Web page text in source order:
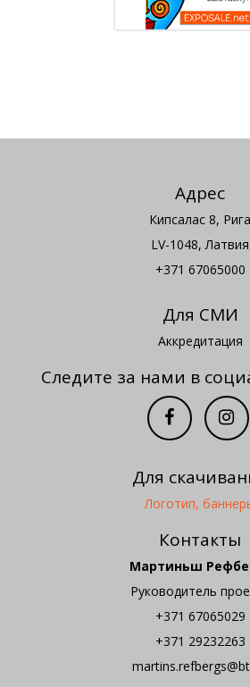
Адрес
Кипсалас 8, Рига
LV-1048, Латвия
+371 67065000
Для СМИ
Аккредитация
Следите за нами в
Для
Логотип,
Контакты
Мартиньш
Руководитель
+371 67065029
+371 29232263